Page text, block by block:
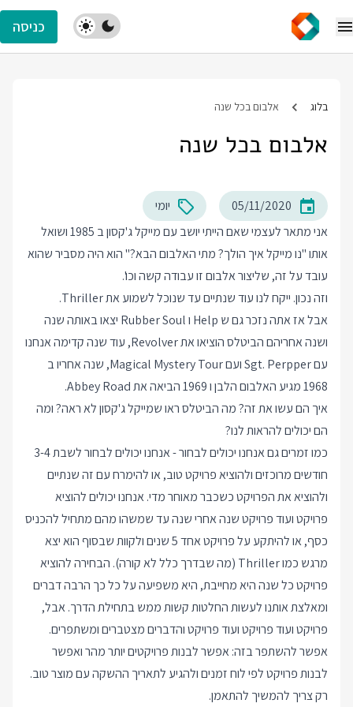
כניסה
בלוג אלבום בכל שנה
אלבום בכל שנה
05/11/2020
יומי
אני מתאר לעצמי שאם הייתי יושב עם מייקל ג'קסון ב 1985 ושואל
אותו "נו מייקל איך הולך? מתי האלבום הבא?" הוא היה מסביר שהוא
עובד על זה, שליצור אלבום זו עבודה קשה וכו'.
וזה נכון. ייקח לנו עוד שנתיים עד שנוכל לשמוע את Thriller.
אבל אז אתה נזכר גם ש Help ו Rubber Soul יצאו באותה שנה
ושנה אחריהם הביטלס הוציאו את Revolver, עוד שנה קדימה אנחנו
עם Sgt. Perpper ועם Magical Mystery Tour, שנה אחריו ב
1968 מגיע האלבום הלבן ו 1969 הביאה את Abbey Road.
איך הם עשו את זה? מה הביטלס ראו שמייקל ג'קסון לא ראה? ומה
הם יכולים להראות לנו?
כמו זמרים גם אנחנו יכולים לבחור - אנחנו יכולים לבחור לשבת 3-4
חודשים מרוכזים ולהוציא פרויקט טוב, או להימרח עם זה שנתיים
ולהוציא את הפרויקט כשכבר מאוחר מדי. אנחנו יכולים להוציא
פרויקט ועוד פרויקט שנה אחרי שנה עד שמשהו מהם מתחיל להכניס
כסף, או להיתקע על פרויקט אחד 5 שנים ולקוות שבסוף הוא יצא
מרגש כמו Thriller (מה שבדרך כלל לא קורה). הבחירה להוציא
פרויקט כל שנה היא מחייבת, היא משפיעה על כל כך הרבה דברים
ומאלצת אותנו לעשות החלטות קשות ממש בתחילת הדרך. אבל,
פרויקט ועוד פרויקט ועוד פרויקט והדברים מצטברים ומשתפרים.
אפשר להשתפר בזה: אפשר לבנות פרויקטים יותר מהר ואפשר
לבנות פרויקט לפי לוח זמנים ולהגיע לתאריך ההשקה עם מוצר טוב.
רק צריך להמשיך להתאמן.